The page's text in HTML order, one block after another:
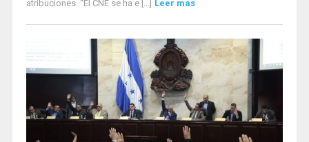
atribuciones. “El CNE se ha e [...] Leer más